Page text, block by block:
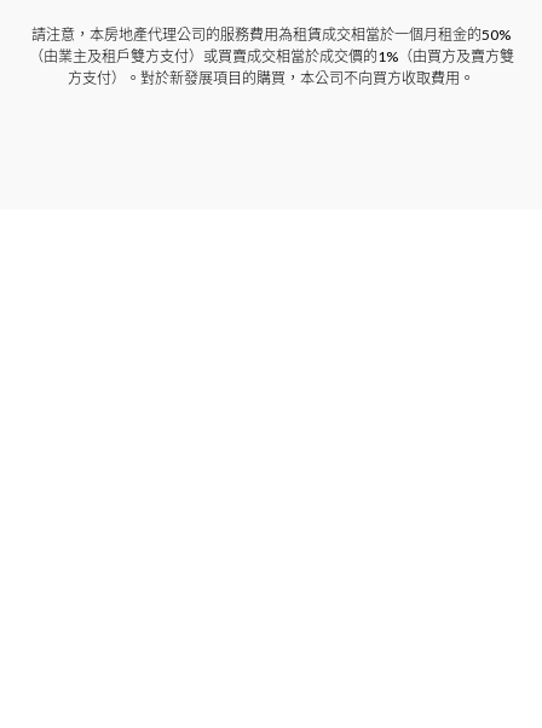
請注意，本房地產代理公司的服務費用為租賃成交相當於一個月租金的50%
（由業主及租戶雙方支付）或買賣成交相當於成交價的1%（由買方及賣方雙
方支付）。對於新發展項目的購買，本公司不向買方收取費用。